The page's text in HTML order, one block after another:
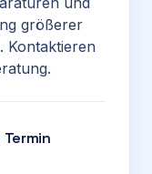
größerer
Kontaktieren